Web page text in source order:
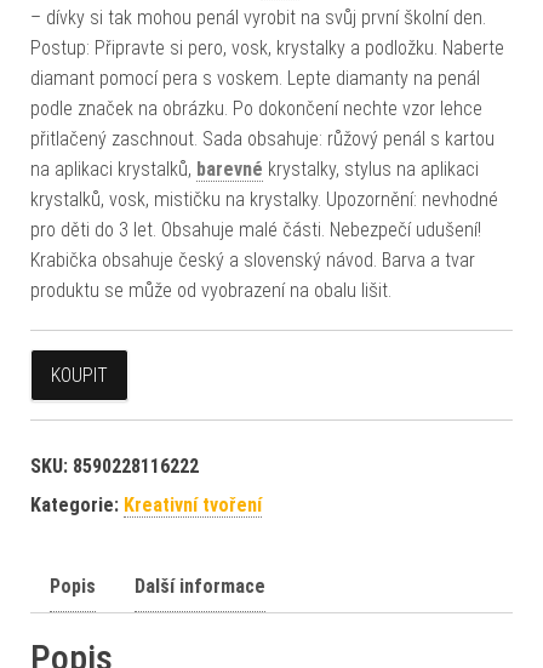
– dívky si tak mohou penál vyrobit na svůj první školní den.
Postup: Připravte si pero, vosk, krystalky a podložku. Naberte
diamant pomocí pera s voskem. Lepte diamanty na penál
podle značek na obrázku. Po dokončení nechte vzor lehce
přitlačený zaschnout. Sada obsahuje: růžový penál s kartou
na aplikaci krystalků, barevné krystalky, stylus na aplikaci
krystalků, vosk, mističku na krystalky. Upozornění: nevhodné
pro děti do 3 let. Obsahuje malé části. Nebezpečí udušení!
Krabička obsahuje český a slovenský návod. Barva a tvar
produktu se může od vyobrazení na obalu lišit.
KOUPIT
SKU: 8590228116222
Kategorie: Kreativní tvoření
Popis Další informace
Popis